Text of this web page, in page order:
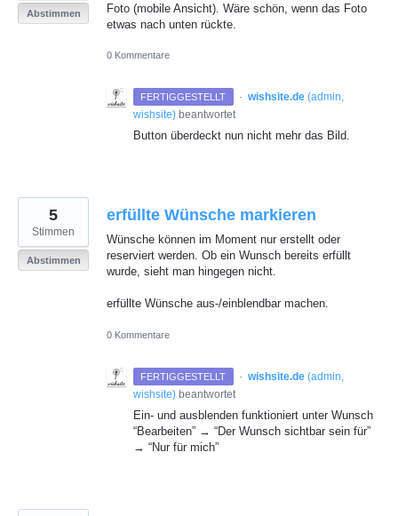
Foto (mobile Ansicht). Wäre schön, wenn das Foto
etwas nach unten rückte.
Abstimmen
0 Kommentare
FERTIGGESTELLT · wishsite.de (admin,
wishsite) beantwortet
Button überdeckt nun nicht mehr das Bild.
erfüllte Wünsche markieren
Wünsche können im Moment nur erstellt oder
reserviert werden. Ob ein Wunsch bereits erfüllt
wurde, sieht man hingegen nicht.
erfüllte Wünsche aus-/einblendbar machen.
5
Stimmen
Abstimmen
0 Kommentare
FERTIGGESTELLT · wishsite.de (admin,
wishsite) beantwortet
Ein- und ausblenden funktioniert unter Wunsch
“Bearbeiten” → “Der Wunsch sichtbar sein für”
→ “Nur für mich”